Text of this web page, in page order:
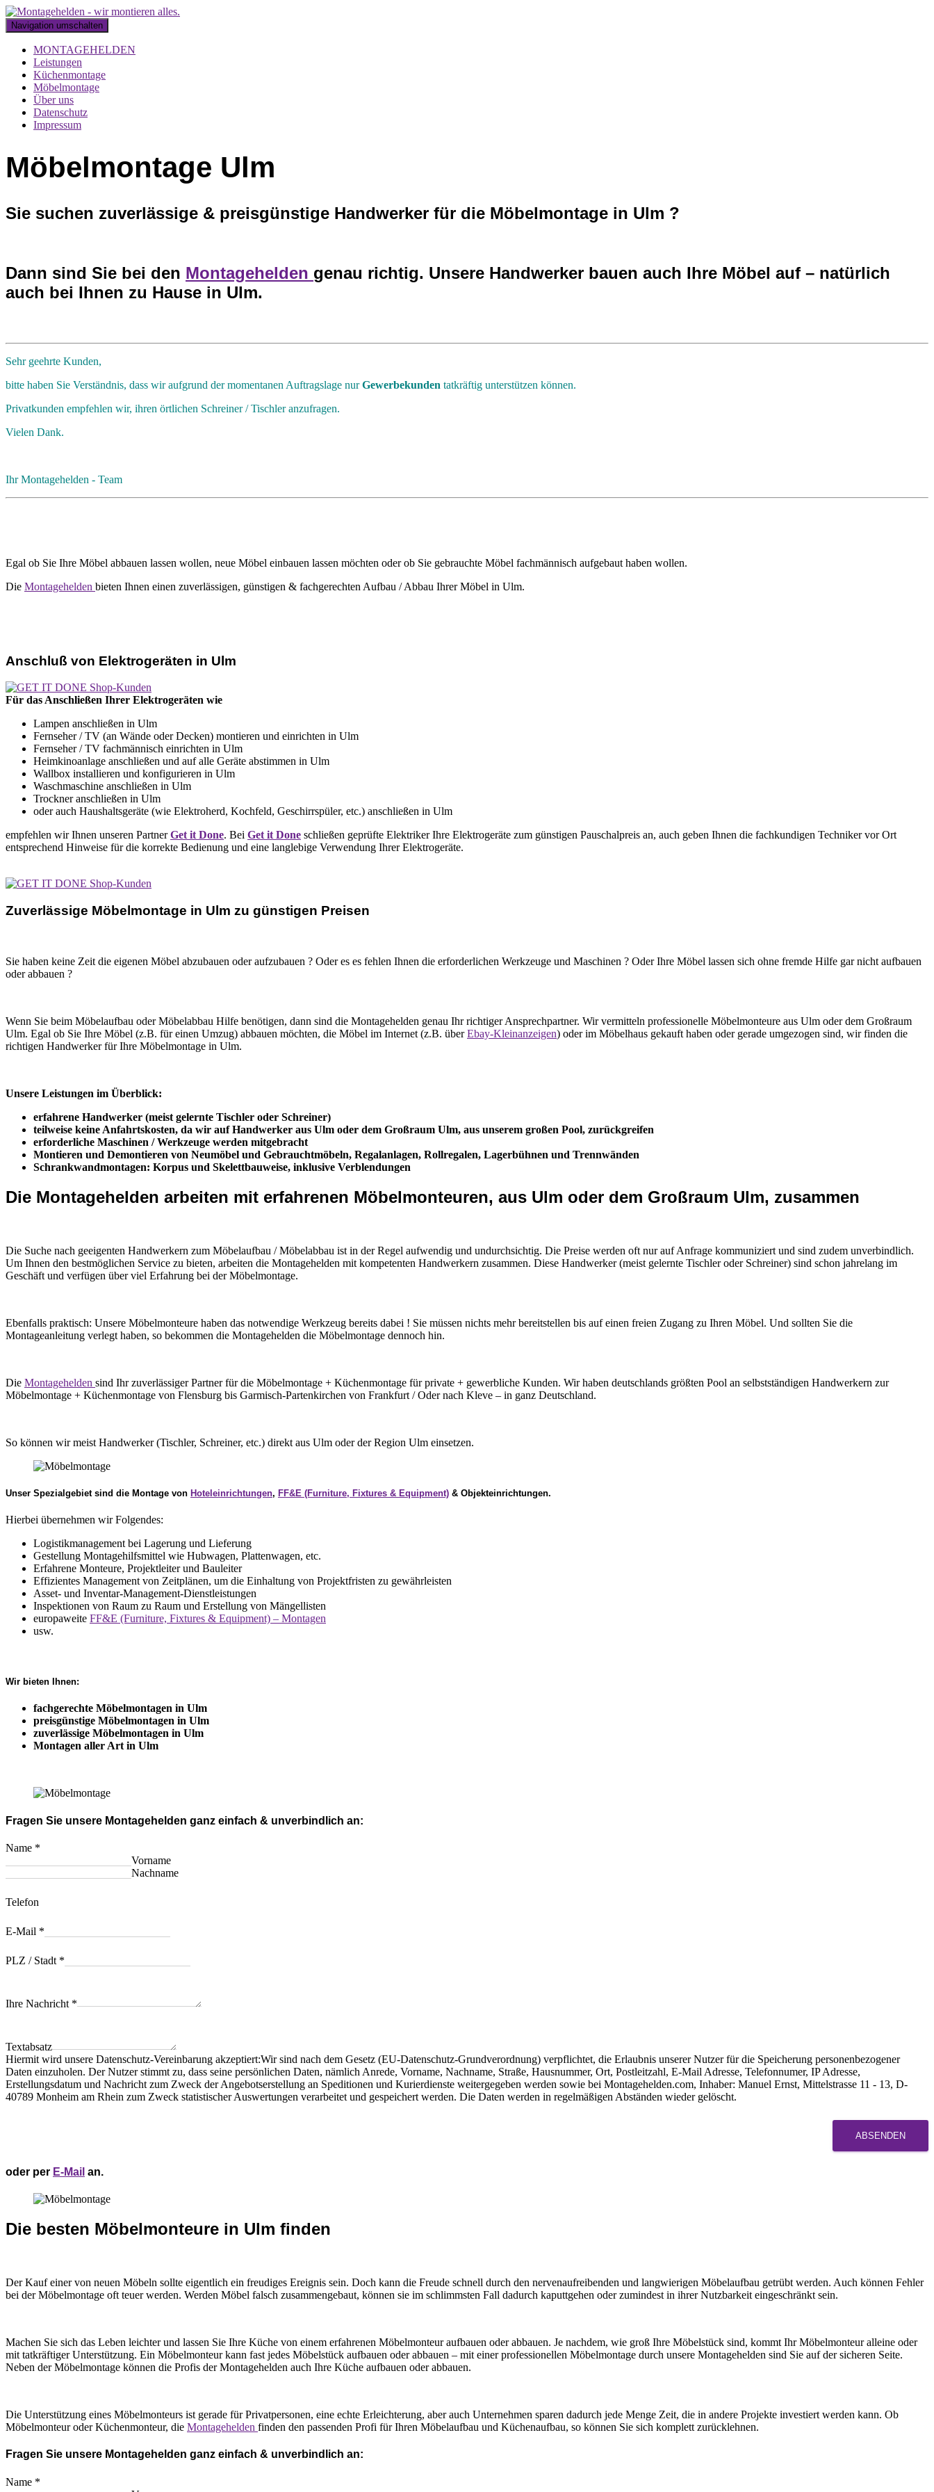
Navigation umschalten
MONTAGEHELDEN
Leistungen
Küchenmontage
Möbelmontage
Über uns
Datenschutz
Impressum
Möbelmontage Ulm
Sie suchen zuverlässige & preisgünstige Handwerker für die Möbelmontage in Ulm ?
Dann sind Sie bei den Montagehelden genau richtig. Unsere Handwerker bauen auch Ihre Möbel auf – natürlich
auch bei Ihnen zu Hause in Ulm.
Sehr geehrte Kunden,
bitte haben Sie Verständnis, dass wir aufgrund der momentanen Auftragslage nurGewerbekunden tatkräftig unterstützen können.
Privatkunden empfehlen wir, ihren örtlichen Schreiner / Tischler anzufragen.
Vielen Dank.
Ihr Montagehelden - Team
Egal ob Sie Ihre Möbel abbauen lassen wollen, neue Möbel einbauen lassen möchten oder ob Sie gebrauchte Möbel fachmännisch aufgebaut haben wollen.
Die Montagehelden bieten Ihnen einen zuverlässigen, günstigen & fachgerechten Aufbau / Abbau Ihrer Möbel in Ulm.
Anschluß von Elektrogeräten in Ulm
Für das Anschließen Ihrer Elektrogeräten wie
Lampen anschließen in Ulm
Fernseher / TV (an Wände oder Decken) montieren und einrichten in Ulm
Fernseher / TV fachmännisch einrichten in Ulm
Heimkinoanlage anschließen und auf alle Geräte abstimmen in Ulm
Wallbox installieren und konfigurieren in Ulm
Waschmaschine anschließen in Ulm
Trockner anschließen in Ulm
oder auch Haushaltsgeräte (wie Elektroherd, Kochfeld, Geschirrspüler, etc.) anschließen in Ulm
empfehlen wir Ihnen unseren PartnerGet it Done. Bei Get it Done schließen geprüfte Elektriker Ihre Elektrogeräte zum günstigen Pauschalpreis an, auch geben Ihnen die fachkundigen Techniker vor Ort
entsprechend Hinweise für die korrekte Bedienung und eine langlebige Verwendung Ihrer Elektrogeräte.
Zuverlässige Möbelmontage in Ulm zu günstigen Preisen
Sie haben keine Zeit die eigenen Möbel abzubauen oder aufzubauen ? Oder es es fehlen Ihnen die erforderlichen Werkzeuge und Maschinen ? Oder Ihre Möbel lassen sich ohne fremde Hilfe gar nicht aufbauen
oder abbauen ?
Wenn Sie beim Möbelaufbau oder Möbelabbau Hilfe benötigen, dann sind die Montagehelden genau Ihr richtiger Ansprechpartner. Wir vermitteln professionelle Möbelmonteure aus Ulm oder dem Großraum
Ulm. Egal ob Sie Ihre Möbel (z.B. für einen Umzug) abbauen möchten, die Möbel im Internet (z.B. überEbay-Kleinanzeigen) oder im Möbelhaus gekauft haben oder gerade umgezogen sind, wir finden die
richtigen Handwerker für Ihre Möbelmontage in Ulm.
Unsere Leistungen im Überblick:
erfahrene Handwerker (meist gelernte Tischler oder Schreiner)
teilweise keine Anfahrtskosten, da wir auf Handwerker aus Ulm oder dem Großraum Ulm, aus unserem großen Pool, zurückgreifen
erforderliche Maschinen / Werkzeuge werden mitgebracht
Montieren und Demontieren von Neumöbel und Gebrauchtmöbeln, Regalanlagen, Rollregalen, Lagerbühnen und Trennwänden
Schrankwandmontagen: Korpus und Skelettbauweise, inklusive Verblendungen
Die Montagehelden arbeiten mit erfahrenen Möbelmonteuren, aus Ulm oder dem Großraum Ulm, zusammen
Die Suche nach geeigenten Handwerkern zum Möbelaufbau / Möbelabbau ist in der Regel aufwendig und undurchsichtig. Die Preise werden oft nur auf Anfrage kommuniziert und sind zudem unverbindlich.
Um Ihnen den bestmöglichen Service zu bieten, arbeiten die Montagehelden mit kompetenten Handwerkern zusammen. Diese Handwerker (meist gelernte Tischler oder Schreiner) sind schon jahrelang im
Geschäft und verfügen über viel Erfahrung bei der Möbelmontage.
Ebenfalls praktisch: Unsere Möbelmonteure haben das notwendige Werkzeug bereits dabei ! Sie müssen nichts mehr bereitstellen bis auf einen freien Zugang zu Ihren Möbel. Und sollten Sie die
Montageanleitung verlegt haben, so bekommen die Montagehelden die Möbelmontage dennoch hin.
Die Montagehelden sind Ihr zuverlässiger Partner für die Möbelmontage + Küchenmontage für private + gewerbliche Kunden. Wir haben deutschlands größten Pool an selbstständigen Handwerkern zur
Möbelmontage + Küchenmontage von Flensburg bis Garmisch-Partenkirchen von Frankfurt / Oder nach Kleve – in ganz Deutschland.
So können wir meist Handwerker (Tischler, Schreiner, etc.) direkt aus Ulm oder der Region Ulm einsetzen.
Unser Spezialgebiet sind die Montage von Hoteleinrichtungen, FF&E (Furniture, Fixtures & Equipment) & Objekteinrichtungen.
Hierbei übernehmen wir Folgendes:
Logistikmanagement bei Lagerung und Lieferung
Gestellung Montagehilfsmittel wie Hubwagen, Plattenwagen, etc.
Erfahrene Monteure, Projektleiter und Bauleiter
Effizientes Management von Zeitplänen, um die Einhaltung von Projektfristen zu gewährleisten
Asset- und Inventar-Management-Dienstleistungen
Inspektionen von Raum zu Raum und Erstellung von Mängellisten
europaweite FF&E (Furniture, Fixtures & Equipment) – Montagen
usw.
Wir bieten Ihnen:
fachgerechte Möbelmontagen in Ulm
preisgünstige Möbelmontagen in Ulm
zuverlässige Möbelmontagen in Ulm
Montagen aller Art in Ulm
Fragen Sie unsere Montagehelden ganz einfach & unverbindlich an:
Name *
Vorname
Nachname
Telefon
E-Mail *
PLZ / Stadt *
Ihre Nachricht *
Textabsatz
Hiermit wird unsere Datenschutz-Vereinbarung akzeptiert:Wir sind nach dem Gesetz (EU-Datenschutz-Grundverordnung) verpflichtet, die Erlaubnis unserer Nutzer für die Speicherung personenbezogener
Daten einzuholen. Der Nutzer stimmt zu, dass seine persönlichen Daten, nämlich Anrede, Vorname, Nachname, Straße, Hausnummer, Ort, Postleitzahl, E-Mail Adresse, Telefonnumer, IP Adresse,
Erstellungsdatum und Nachricht zum Zweck der Angebotserstellung an Speditionen und Kurierdienste weitergegeben werden sowie bei Montagehelden.com, Inhaber: Manuel Ernst, Mittelstrasse 11 - 13, D-
40789 Monheim am Rhein zum Zweck statistischer Auswertungen verarbeitet und gespeichert werden. Die Daten werden in regelmäßigen Abständen wieder gelöscht.
ABSENDEN
oder per E-Mail an.
Die besten Möbelmonteure in Ulm finden
Der Kauf einer von neuen Möbeln sollte eigentlich ein freudiges Ereignis sein. Doch kann die Freude schnell durch den nervenaufreibenden und langwierigen Möbelaufbau getrübt werden. Auch können Fehler
bei der Möbelmontage oft teuer werden. Werden Möbel falsch zusammengebaut, können sie im schlimmsten Fall dadurch kaputtgehen oder zumindest in ihrer Nutzbarkeit eingeschränkt sein.
Machen Sie sich das Leben leichter und lassen Sie Ihre Küche von einem erfahrenen Möbelmonteur aufbauen oder abbauen. Je nachdem, wie groß Ihre Möbelstück sind, kommt Ihr Möbelmonteur alleine oder
mit tatkräftiger Unterstützung. Ein Möbelmonteur kann fast jedes Möbelstück aufbauen oder abbauen – mit einer professionellen Möbelmontage durch unsere Montagehelden sind Sie auf der sicheren Seite.
Neben der Möbelmontage können die Profis der Montagehelden auch Ihre Küche aufbauen oder abbauen.
Die Unterstützung eines Möbelmonteurs ist gerade für Privatpersonen, eine echte Erleichterung, aber auch Unternehmen sparen dadurch jede Menge Zeit, die in andere Projekte investiert werden kann. Ob
Möbelmonteur oder Küchenmonteur, die Montagehelden finden den passenden Profi für Ihren Möbelaufbau und Küchenaufbau, so können Sie sich komplett zurücklehnen.
Fragen Sie unsere Montagehelden ganz einfach & unverbindlich an:
Name *